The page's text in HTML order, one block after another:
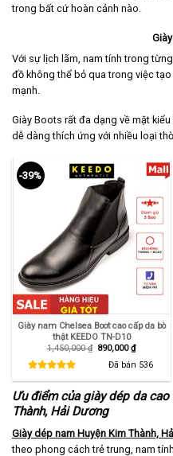
trong bất cứ hoàn cảnh nào.
Với sự lịch lãm, nam tính trong
đồ không thể bỏ qua trong việc
mạnh.
Giày Boots rất đa dạng về mặt
dễ dàng thích ứng với nhiều loại
-39%
Giày nam Chelsea Boot cao cấp da bò
thật KEEDO TN-D10
1,450,000₫ Giá
1,450,000 ₫.
890,000₫Giá
hiện
tại
là:
890,000 ₫.
Đã bán 536
Ưu điểm của giày dép da
Thành, Hải Dương
Giày dép nam Huyện Kim Thành,
theo phong cách trẻ trung, nam